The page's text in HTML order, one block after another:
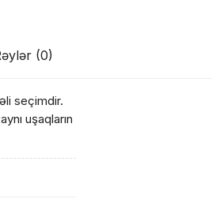
(0)
seçimdir.
uşaqların